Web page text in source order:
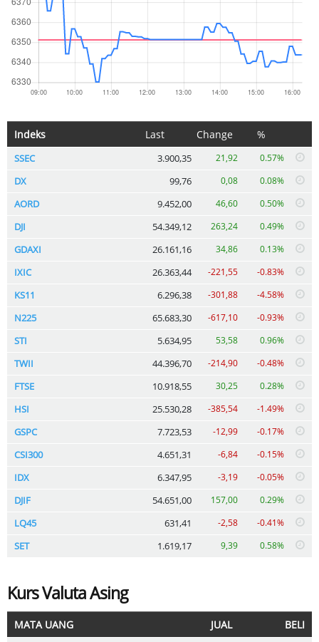
Indeks Last Change %
SSEC 3.900,35 21,92 0.57%
DX 99,76 0,08 0.08%
AORD 9.452,00 46,60 0.50%
DJI 54.349,12 263,24 0.49%
GDAXI 26.161,16 34,86 0.13%
IXIC 26.363,44 -221,55 -0.83%
KS11 6.296,38 -301,88 -4.58%
N225 65.683,30 -617,10 -0.93%
STI 5.634,95 53,58 0.96%
TWII 44.396,70 -214,90 -0.48%
FTSE 10.918,55 30,25 0.28%
HSI 25.530,28 -385,54 -1.49%
GSPC 7.723,53 -12,99 -0.17%
CSI300 4.651,31 -6,84 -0.15%
IDX 6.347,95 -3,19 -0.05%
DJIF 54.651,00 157,00 0.29%
LQ45 631,41 -2,58 -0.41%
SET 1.619,17 9,39 0.58%
Kurs Valuta Asing
MATA UANG JUAL
BELI